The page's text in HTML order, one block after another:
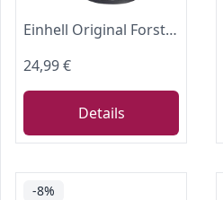
Einhell Original Forstschutzhelm BG-SH 2
24,99 €
Details
-8%